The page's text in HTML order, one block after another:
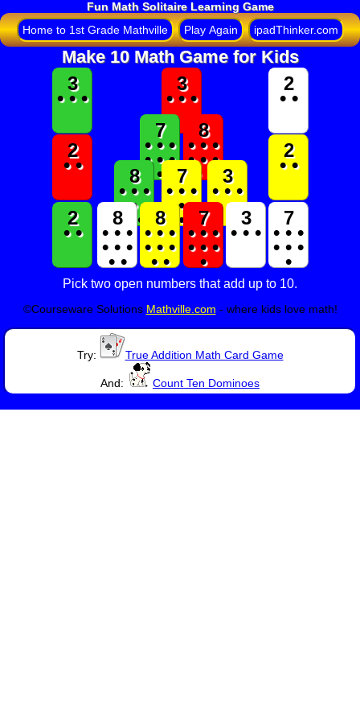
Fun Math Solitaire Learning Game
Home to 1st Grade Mathville
Play Again ipadThinker.com
Make 10 Math Game for Kids
3
• • •
8
• • •
• • •
• •
7
• • •
• • •
•
8
• • •
• • •
• •
7
• • •
• • •
•
3
• • •
8
• • •
• • •
• •
8
• • •
• • •
• •
7
• • •
• • •
•
3
• • •
3
• • •
2
• •
2
• •
2
• •
2
• •
7
• • •
• • •
•
Pick two open numbers that add up to 10.
©Courseware Solutions Mathville.com - where kids love math!
Try: True Addition Math Card Game
And: Count Ten Dominoes